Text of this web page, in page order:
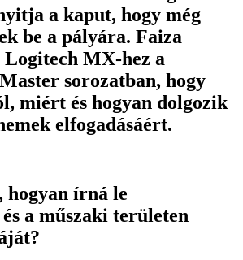
a kaput, hogy még
be a pályára. Faiza
MX-hez a
sorozatban, hogy
miért és hogyan dolgozik
elfogadásáért.
hogyan írná le
a műszaki területen